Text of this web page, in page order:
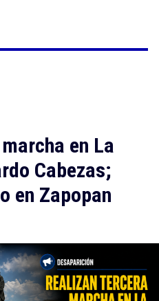
en La
Cabezas;
en Zapopan